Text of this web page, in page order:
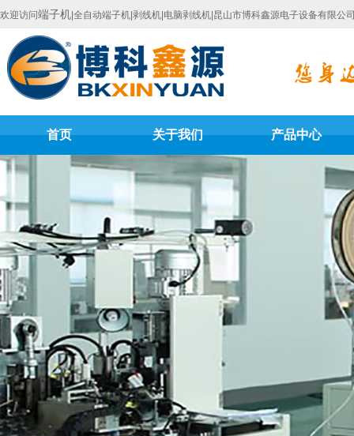
欢迎访问端子机 |全自动端子机|剥线机|电脑剥线机|昆山市博科鑫源电子设备有限公
首页 关于我们 产品中心